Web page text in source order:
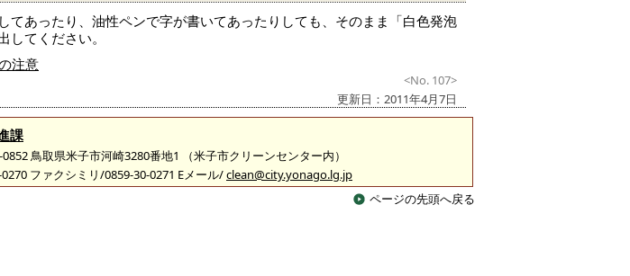
てあったり、油性ペンで字が書いてあったりしても、そのまま「白色発泡
してください。
注意
<No. 107>
更新日：2011年4月7日
課
鳥取県米子市河崎3280番地1 （米子市クリーンセンター内）
ファクシミリ/0859-30-0271 Eメール/clean@city.yonago.lg.jp
ページの先頭へ戻る